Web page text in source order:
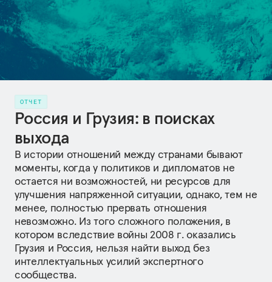
ОТЧЕТ
Россия и Грузия: в поисках
выхода
В истории отношений между странами бывают
моменты, когда у политиков и дипломатов не
остается ни возможностей, ни ресурсов для
улучшения напряженной ситуации, однако, тем не
менее, полностью прервать отношения
невозможно. Из того сложного положения, в
котором вследствие войны 2008 г. оказались
Грузия и Россия, нельзя найти выход без
интеллектуальных усилий экспертного
сообщества.